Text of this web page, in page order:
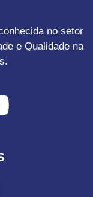
no setor
e Qualidade na